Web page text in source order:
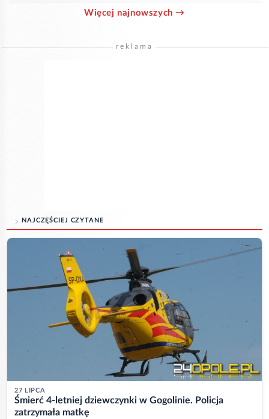
Więcej najnowszych →
reklama
NAJCZĘŚCIEJ CZYTANE
27 LIPCA
Śmierć 4-letniej dziewczynki w Gogolinie. Policja
zatrzymała matkę